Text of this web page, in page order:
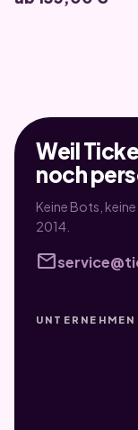
Weil
noch
Keine Bots,
2014.
mail
UNTERNEHMEN